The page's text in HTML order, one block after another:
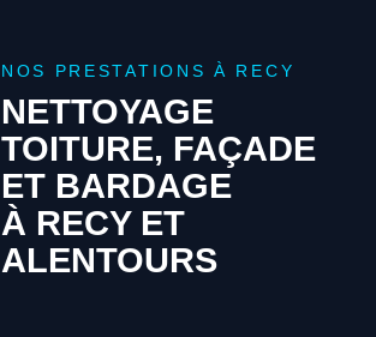
NOS PRESTATIONS À RECY
NETTOYAGE
TOITURE, FAÇADE
ET BARDAGE
À RECY ET
ALENTOURS